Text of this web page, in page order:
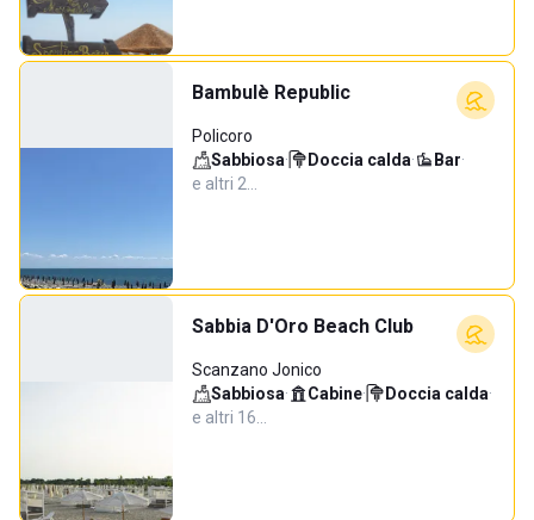
Bambulè Republic
Policoro
Sabbiosa· Doccia calda· Bar·
e altri 2…
Sabbia D'Oro Beach Club
Scanzano Jonico
Sabbiosa· Cabine· Doccia calda·
e altri 16…